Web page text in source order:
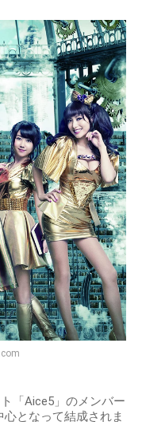
「Aice5」のメンバー
となって結成されま